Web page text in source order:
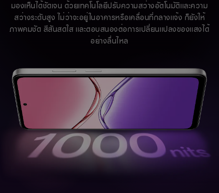
มองเห็นได้ชัดเจน ด้วยเทคโนโลยีปรับความสว่างอัตโนมัติและความ
สว่างระดับสูง ไม่ว่าจะอยู่ในอาคารหรือเคลื่อนที่กลางแจ้ง ก็ยังให้
ภาพคมชัด สีสันสดใส และตอบสนองต่อการเปลี่ยนแปลงของแสงได้
อย่างลื่นไหล